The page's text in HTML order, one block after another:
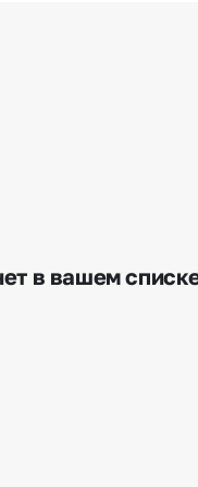
в вашем